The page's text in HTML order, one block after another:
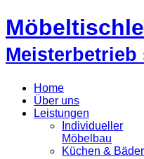
Meisterbetrieb
Home
Über uns
Leistungen
Individueller
Möbelbau
Küchen & Bäder